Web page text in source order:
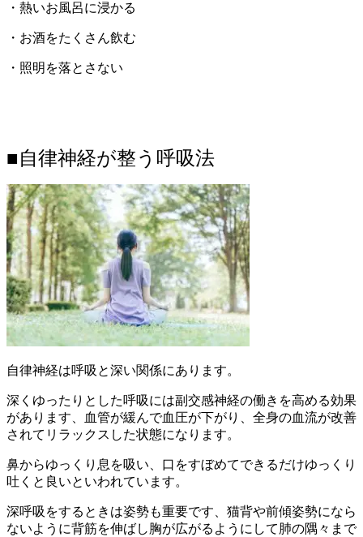
・熱いお風呂に浸かる
・お酒をたくさん飲む
・照明を落とさない
■自律神経が整う呼吸法
自律神経は呼吸と深い関係にあります。
深くゆったりとした呼吸には副交感神経の働きを高める効果
があります、血管が緩んで血圧が下がり、全身の血流が改善
されてリラックスした状態になります。
鼻からゆっくり息を吸い、口をすぼめてできるだけゆっくり
吐くと良いといわれています。
深呼吸をするときは姿勢も重要です、猫背や前傾姿勢になら
ないように背筋を伸ばし胸が広がるようにして肺の隅々まで